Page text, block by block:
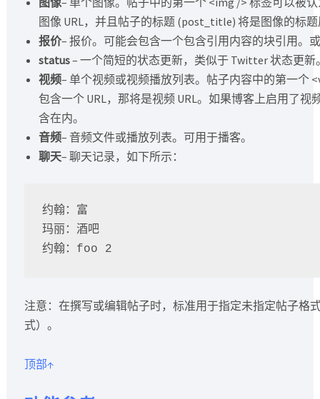
图像 URL，并且帖子的标题 (post_title) 将是图像的标
报价– 报价。可能会包含一个包含引用内容的块引用。
status– 一个简短的状态更新，类似于 Twitter 状态更新
视频– 单个视频或视频播放列表。帖子内容中的第一个
包含一个 URL，那将是视频 URL。如果博客上启用了
含在内。
音频– 音频文件或播放列表。可用于播客。
聊天– 聊天记录，如下所示：
约翰：富
玛丽：酒吧
注意：在撰写或编辑帖子时，标准用于指定未指定帖子格
式）。
顶部↑